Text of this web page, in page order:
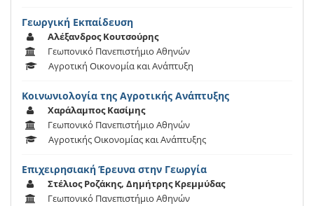
Γεωργική Εκπαίδευση
Αλέξανδρος Κουτσούρης
Γεωπονικό Πανεπιστήμιο Αθηνών
Αγροτική Οικονομία και Ανάπτυξη
Κοινωνιολογία της Αγροτικής Ανάπτυξης
Χαράλαμπος Κασίμης
Γεωπονικό Πανεπιστήμιο Αθηνών
Αγροτικής Οικονομίας και Ανάπτυξης
Επιχειρησιακή Έρευνα στην Γεωργία
Στέλιος Ροζάκης, Δημήτρης Κρεμμύδας
Γεωπονικό Πανεπιστήμιο Αθηνών